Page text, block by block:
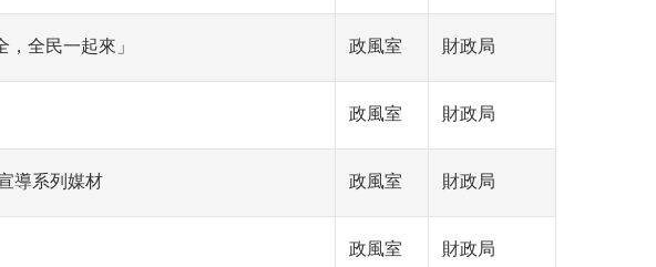
全民一起來」 政風室 財政局
政風室 財政局
導系列媒材 政風室 財政局
政風室 財政局